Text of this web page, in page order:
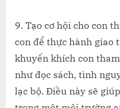
9. Tạo cơ hội cho con
con để thực hành giao
khuyến khích con
như đọc sách, tình
lạc bộ. Điều này sẽ